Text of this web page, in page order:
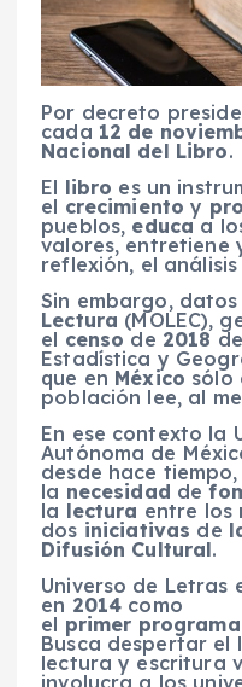
Por decreto
cada 12 de
Nacional del Libro.
El libro es un
el crecimiento y
pueblos, educaa
valores, entretiene
reflexión, el
Sin embargo, datos
Lectura (MOLEC),
el censo de 2018
Estadística y
que en México sólo
población lee, al
En ese contexto la
Autónoma de
desde hace tiempo,
la necesidad de
la lectura entre los
dos iniciativas de
Difusión Cultural.
Universo de Letras
en 2014 como
el primer programa
Busca despertar
lectura y escritura